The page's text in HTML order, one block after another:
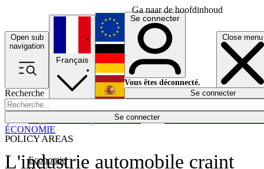
Ga naar de hoofdinhoud
Open sub
navigation
Close menu
Recherche
Se connecter
POLICY AREAS
Economie
Économie
Français
English
Deutsch
Español
Se connecter
Vous êtes déconnecté.
Se connecter
L'industrie automobile craint
ÉCONOMIE